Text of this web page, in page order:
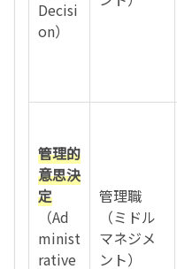
Decisi
on）
管理的
意思決
定
（Ad
minist
rative
管理職
（ミドル
マネジメ
ント）